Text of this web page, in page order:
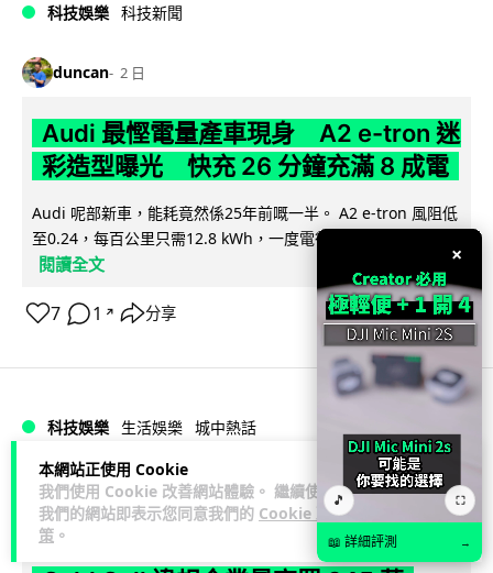
本網站正使用 Cookie
我們使用 Cookie 改善網站體驗。 繼續使用
我們的網站即表示您同意我們的 Cookie 政
策 。
科技娛樂 科技新聞
duncan 2 日
Audi 最慳電量產車現身 A2 e-tron 迷
彩造型曝光 快充 26 分鐘充滿 8 成電
Audi 呢部新車，能耗竟然係25年前嘅一半。 A2 e-tron 風阻低
至0.24，每百公里只需12.8 kWh，一度電行到7.8公里。6...
閱讀全文
7 1 ↗ 分享
科技娛樂 生活娛樂 城中熱話
Vin 2 日
法國 8 月 11 日出新例 未經同意嚴禁
×
🎵 ⛶
📖 詳細評測 →